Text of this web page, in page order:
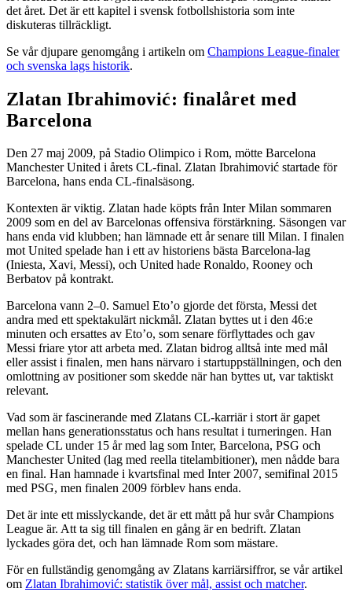
det året. Det är ett kapitel i svensk fotbollshistoria som inte
diskuteras tillräckligt.
Se vår djupare genomgång i artikeln om Champions League-finaler
och svenska lags historik.
Zlatan Ibrahimović: finalåret med
Barcelona
Den 27 maj 2009, på Stadio Olimpico i Rom, mötte Barcelona
Manchester United i årets CL-final. Zlatan Ibrahimović startade för
Barcelona, hans enda CL-finalsäsong.
Kontexten är viktig. Zlatan hade köpts från Inter Milan sommaren
2009 som en del av Barcelonas offensiva förstärkning. Säsongen var
hans enda vid klubben; han lämnade ett år senare till Milan. I finalen
mot United spelade han i ett av historiens bästa Barcelona-lag
(Iniesta, Xavi, Messi), och United hade Ronaldo, Rooney och
Berbatov på kontrakt.
Barcelona vann 2–0. Samuel Eto’o gjorde det första, Messi det
andra med ett spektakulärt nickmål. Zlatan byttes ut i den 46:e
minuten och ersattes av Eto’o, som senare förflyttades och gav
Messi friare ytor att arbeta med. Zlatan bidrog alltså inte med mål
eller assist i finalen, men hans närvaro i startuppställningen, och den
omlottning av positioner som skedde när han byttes ut, var taktiskt
relevant.
Vad som är fascinerande med Zlatans CL-karriär i stort är gapet
mellan hans generationsstatus och hans resultat i turneringen. Han
spelade CL under 15 år med lag som Inter, Barcelona, PSG och
Manchester United (lag med reella titelambitioner), men nådde bara
en final. Han hamnade i kvartsfinal med Inter 2007, semifinal 2015
med PSG, men finalen 2009 förblev hans enda.
Det är inte ett misslyckande, det är ett mått på hur svår Champions
League är. Att ta sig till finalen en gång är en bedrift. Zlatan
lyckades göra det, och han lämnade Rom som mästare.
För en fullständig genomgång av Zlatans karriärsiffror, se vår artikel
om Zlatan Ibrahimović: statistik över mål, assist och matcher.